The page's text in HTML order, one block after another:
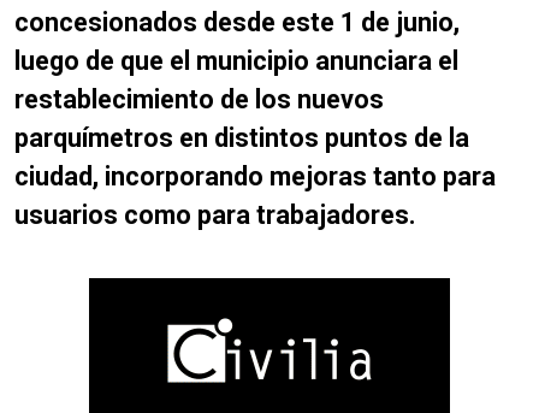
concesionados desde este 1 de junio,
luego de que el municipio anunciara el
restablecimiento de los nuevos
parquímetros en distintos puntos de la
ciudad, incorporando mejoras tanto para
usuarios como para trabajadores.